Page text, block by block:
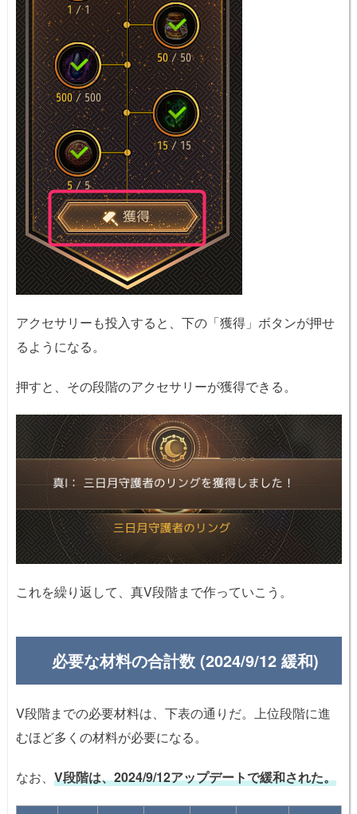
アクセサリーも投入すると、下の「獲得」ボタンが押せ
るようになる。
押すと、その段階のアクセサリーが獲得できる。
これを繰り返して、真V段階まで作っていこう。
必要な材料の合計数 (2024/9/12 緩和)
V段階までの必要材料は、下表の通りだ。上位段階に進
むほど多くの材料が必要になる。
なお、 V段階は、2024/9/12アップデートで緩和された。